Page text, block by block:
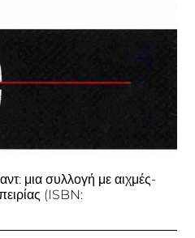
μια συλλογή με αιχμές-
(ISBN: